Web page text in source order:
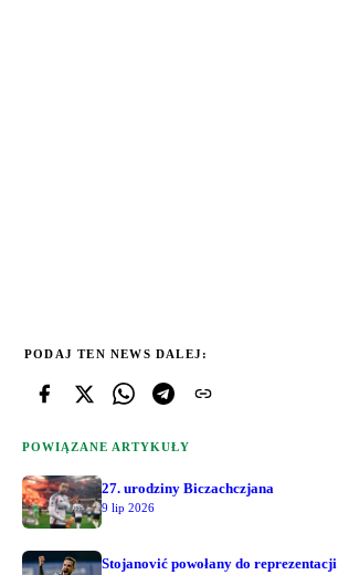
PODAJ TEN NEWS DALEJ:
POWIĄZANE ARTYKUŁY
27. urodziny Biczachczjana
9 lip 2026
Stojanović powołany do reprezentacji